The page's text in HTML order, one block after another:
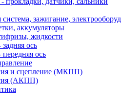
зажигание,
аккумуляторы
жидкости
ось
ось
и сцепление (МКПП)
(АКПП)